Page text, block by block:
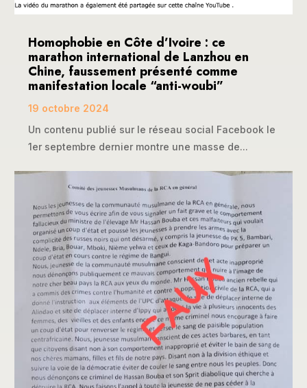
Homophobie en Côte d’Ivoire : ce
marathon international de Lanzhou en
Chine, faussement présenté comme
manifestation locale “anti-woubi”
19 octobre 2024
Un contenu publié sur le réseau social Facebook le
1er septembre dernier montre une masse de...